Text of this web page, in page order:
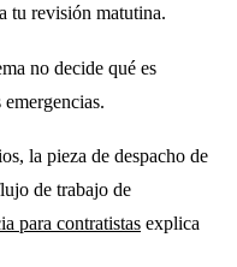
tu revisión matutina.
no decide qué es
la pieza de despacho de
de trabajo de
para contratistas explica